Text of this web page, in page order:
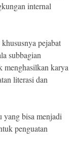
internal
pejabat
subbagian
menghasilkan karya
literasi dan
yang bisa menjadi
penguatan